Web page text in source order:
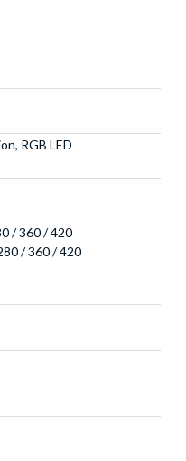
RGB LED
/ 360 / 420
/ 360 / 420